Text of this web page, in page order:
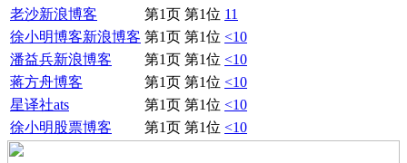
老沙新浪博客
第1页 第1位 11
徐小明博客新浪博客 第1页 第1位 <10
潘益兵新浪博客
第1页 第1位 <10
蒋方舟博客
第1页 第1位 <10
星译社ats
第1页 第1位 <10
徐小明股票博客
第1页 第1位 <10